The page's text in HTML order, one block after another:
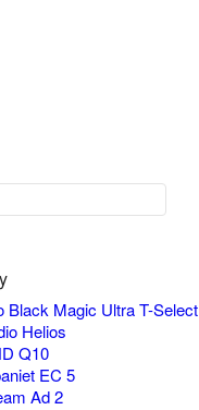
Black Magic Ultra T-Select
Helios
Q10
EC 5
Ad 2